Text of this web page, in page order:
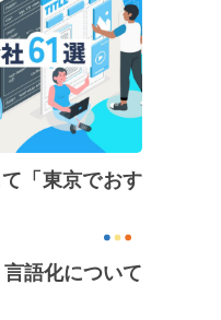
「東京でおす
語化について